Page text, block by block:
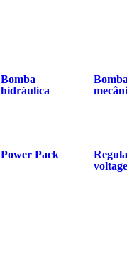
Bomba
hidráulica
Bomba
Power Pack